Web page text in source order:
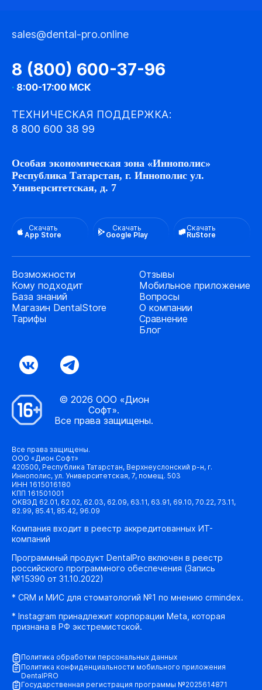
sales@dental-pro.online
8 (800) 600-37-96
· 8:00-17:00 МСК
ТЕХНИЧЕСКАЯ ПОДДЕРЖКА:
8 800 600 38 99
Особая экономическая зона «Иннополис»
Республика Татарстан, г. Иннополис ул.
Университетская, д. 7
Скачать
App Store
Скачать
Google Play
Скачать
RuStore
Возможности
Кому подходит
База знаний
Магазин DentalStore
Тарифы
Отзывы
Мобильное приложение
Вопросы
О компании
Сравнение
Блог
© 2026 ООО «Дион
Софт».
Все права защищены.
Все права защищены.
ООО «Дион Софт»
420500, Республика Татарстан, Верхнеуслонский р-н, г.
Иннополис, ул. Университетская, 7, помещ. 503
ИНН 1615016180
КПП 161501001
ОКВЭД 62.01, 62.02, 62.03, 62.09, 63.11, 63.91, 69.10, 70.22, 73.11,
82.99, 85.41, 85.42, 96.09
Компания входит в реестр аккредитованных ИТ-
компаний
Программный продукт DentalPro включен в реестр
российского программного обеспечения (Запись
№15390 от 31.10.2022)
* CRM и МИС для стоматологий №1 по мнению crmindex.
* Instagram принадлежит корпорации Meta, которая
признана в РФ экстремистской.
Политика обработки персональных данных
Политика конфиденциальности мобильного приложения
DentalPRO
Государственная регистрация программы №2025614871